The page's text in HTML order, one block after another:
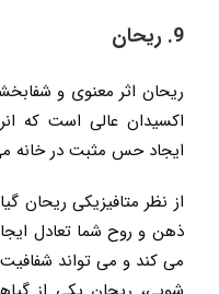
9. ریحان
ریحان اثر معنوی و
اکسیدان عالی است که
ایجاد حس مثبت در خانه
از نظر متافیزیکی
ذهن و روح شما تعادل
می کند و می تواند شفافیت